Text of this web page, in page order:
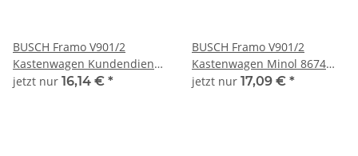
BUSCH Framo V901/2
Kastenwagen Kundendienst
8673 Automodell 1:120
jetzt nur 16,14 € *
BUSCH Framo V901/2
Kastenwagen Minol 8674
Automodell 1:120
jetzt nur 17,09 € *